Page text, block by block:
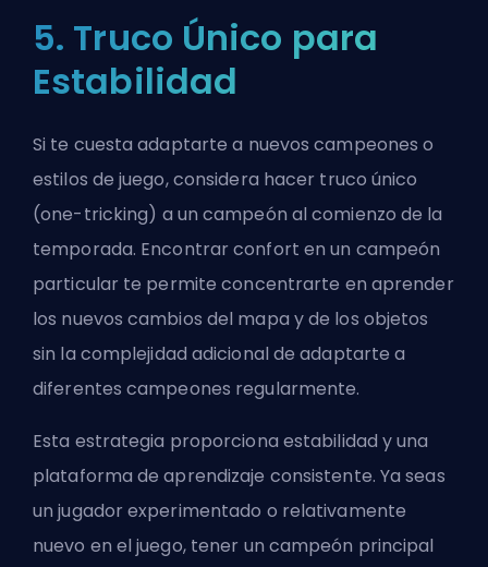
5. Truco Único para
Estabilidad
Si te cuesta adaptarte a nuevos campeones o
estilos de juego, considera hacer truco único
(one-tricking) a un campeón al comienzo de la
temporada. Encontrar confort en un campeón
particular te permite concentrarte en aprender
los nuevos cambios del mapa y de los objetos
sin la complejidad adicional de adaptarte a
diferentes campeones regularmente.
Esta estrategia proporciona estabilidad y una
plataforma de aprendizaje consistente. Ya seas
un jugador experimentado o relativamente
nuevo en el juego, tener un campeón principal